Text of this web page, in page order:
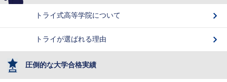
トライ式高等学院について
トライが選ばれる理由
圧倒的な大学合格実績